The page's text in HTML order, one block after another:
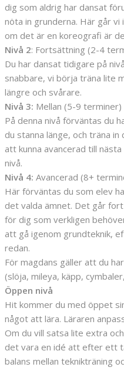
dig som aldrig har dansat
nöta in grunderna. Här går
om det är en koreografi är
Nivå 2: Fortsättning (2-4
Du har dansat tidigare på
snabbare, vi börja träna lite
längre och svårare.
Nivå 3: Mellan (5-9 terminer)
På denna nivå förväntas du
du stanna länge, och träna
att kunna avancerad till nästa
nivå.
Nivå 4: Avancerad (8+
Här förväntas du som elev
det valda ämnet. Det går
för dig som verkligen
att gå igenom grundteknik,
redan.
För magdans gäller att du
(slöja, mileya, käpp,
Öppen nivå
Hit kommer du med öppet
något att lära. Läraren
Om du vill satsa lite extra
det vara en idé att efter ett
balans mellan teknikträning